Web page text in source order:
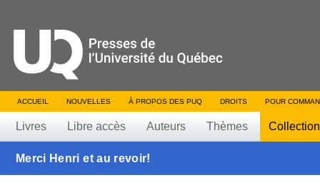
ACCUEIL NOUVELLES À PROPOS DES PUQ DROITS POUR
Livres Libre accès Auteurs Thèmes
Merci Henri et au revoir!